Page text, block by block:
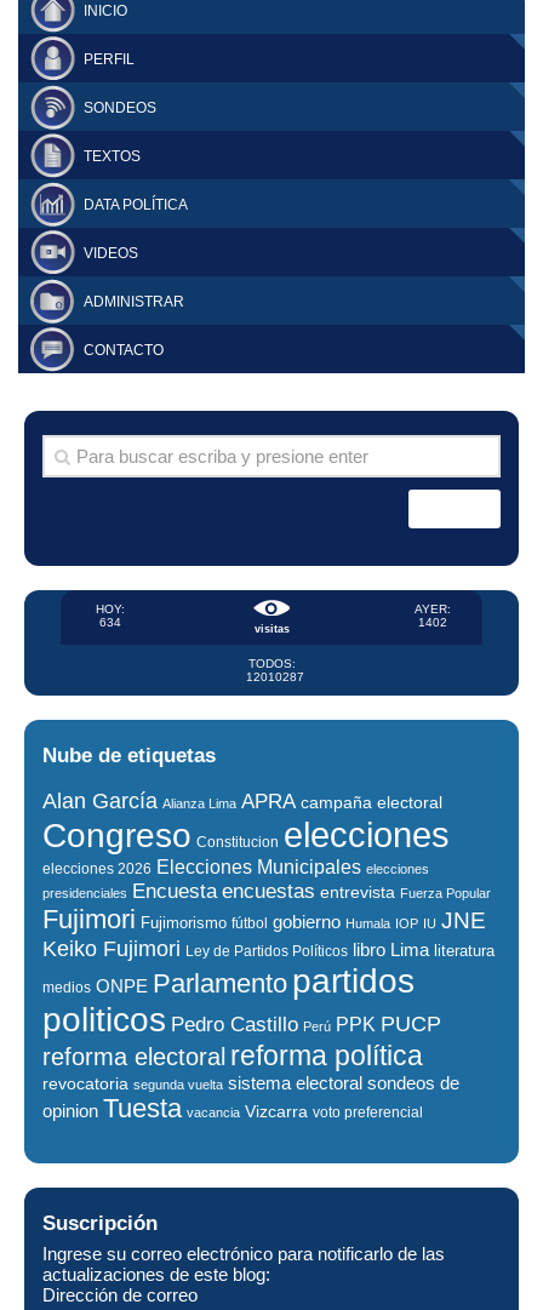
INICIO
PERFIL
SONDEOS
TEXTOS
DATA POLÍTICA
VIDEOS
ADMINISTRAR
CONTACTO
visitas
HOY:
634
AYER:
1402
TODOS:
12010287
Nube de etiquetas
Alan García Alianza Lima APRA campaña electoral
Congreso Constitucion elecciones
elecciones 2026 Elecciones Municipales elecciones
presidenciales
Encuesta encuestas entrevista Fuerza Popular
Fujimori Fujimorismo fútbol gobierno Humala IOP IU JNE
Keiko Fujimori Ley de Partidos Políticos libro Lima literatura
medios ONPE Parlamento partidos
politicos Pedro Castillo Perú PPK PUCP
reforma electoral reforma política
revocatoria segunda vuelta sistema electoral sondeos de
opinion Tuesta vacancia Vizcarra voto preferencial
Suscripción
Ingrese su correo electrónico para notificarlo de las
actualizaciones de este blog:
Dirección de correo